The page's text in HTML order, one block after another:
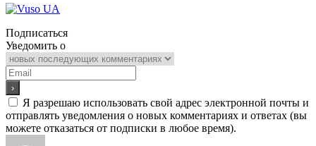
Подписаться
Уведомить о
Я разрешаю использовать свой адрес электронной почты и
отправлять уведомления о новых комментариях и ответах (вы
можете отказаться от подписки в любое время).